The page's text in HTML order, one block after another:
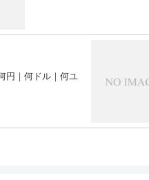
円｜何ドル｜何ユ